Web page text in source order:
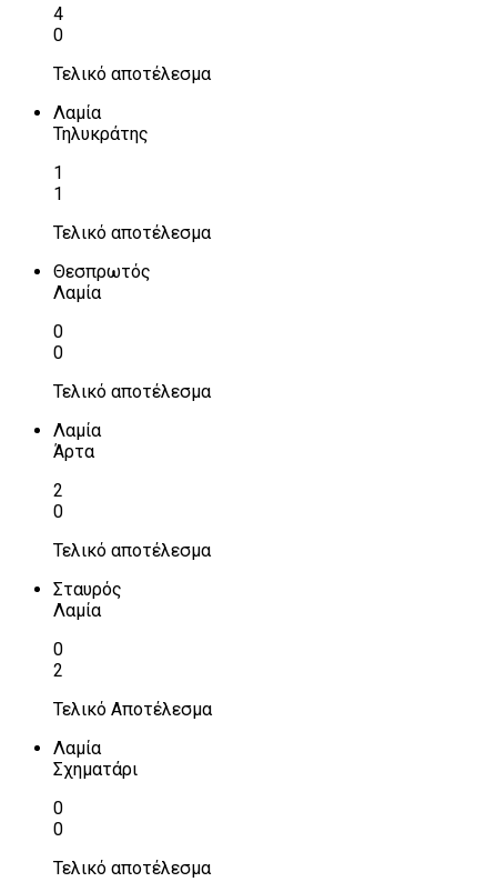
4
0
Τελικό αποτέλεσμα
Λαμία
Τηλυκράτης
1
1
Τελικό αποτέλεσμα
Θεσπρωτός
Λαμία
0
0
Τελικό αποτέλεσμα
Λαμία
Άρτα
2
0
Τελικό αποτέλεσμα
Σταυρός
Λαμία
0
2
Τελικό Αποτέλεσμα
Λαμία
Σχηματάρι
0
0
Τελικό αποτέλεσμα